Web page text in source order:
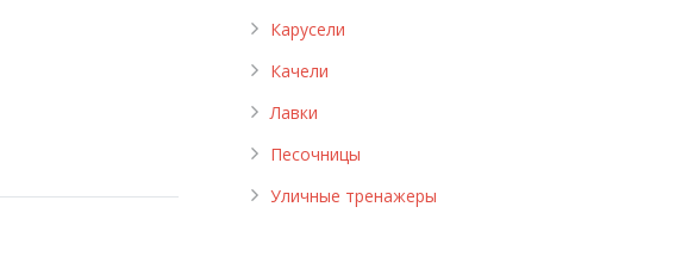
Карусели
Качели
Лавки
Песочницы
Уличные тренажеры